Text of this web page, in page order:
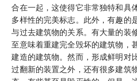
合在一起，这使得它非常独特和具
多样性的完美标志。此外，有趣的
与过去建筑物的关系。有大量的装
至意味着重建完全毁坏的建筑物，
建造的建筑物。然而，形成鲜明对
过翻新的装置之外，还有很多建筑